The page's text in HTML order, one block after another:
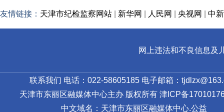
友情链接： 天津市纪检监察网站 新华网 人民网 央视网 中
网上违法和不良信息及
联系我们 电话：022-58605185 电子邮箱：
天津市东丽区融媒体中心主办 版权所有 津ICP备
中文域名：天津市东丽区融媒体中心.公益